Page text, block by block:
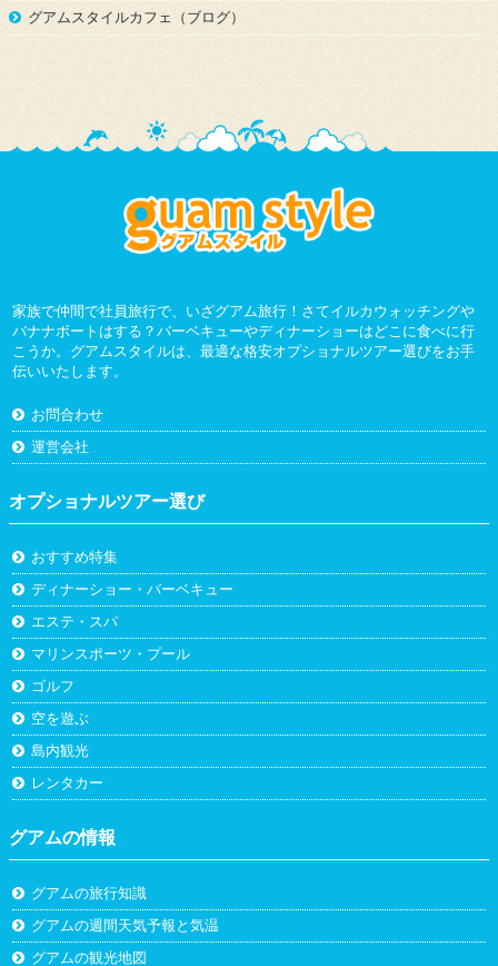
グアムスタイルカフェ（ブログ）
家族で仲間で社員旅行で、いざグアム旅行！さてイルカウォッチングや
バナナボートはする？バーベキューやディナーショーはどこに食べに行
こうか。グアムスタイルは、最適な格安オプショナルツアー選びをお手
伝いいたします。
お問合わせ
運営会社
オプショナルツアー選び
おすすめ特集
ディナーショー・バーベキュー
エステ・スパ
マリンスポーツ・プール
ゴルフ
空を遊ぶ
島内観光
レンタカー
グアムの情報
グアムの旅行知識
グアムの週間天気予報と気温
グアムの観光地図